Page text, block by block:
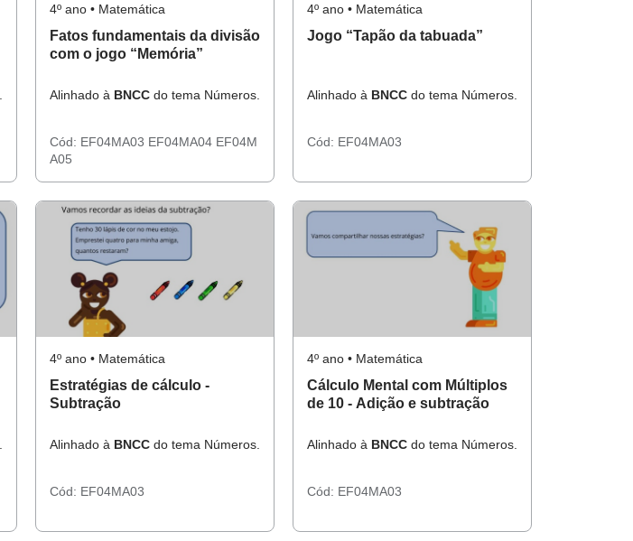
4º ano • Matemática
Fatos fundamentais da divisão
com o jogo “Memória”
Alinhado à BNCC do tema Números.
Cód: EF04MA03 EF04MA04 EF04M
A05
4º ano • Matemática
Jogo “Tapão da tabuada”
Alinhado à BNCC do tema Números.
Cód: EF04MA03
4º ano • Matemática
Estratégias de cálculo -
Subtração
Alinhado à BNCC do tema Números.
Cód: EF04MA03
4º ano • Matemática
Cálculo Mental com Múltiplos
de 10 - Adição e subtração
Alinhado à BNCC do tema Números.
Cód: EF04MA03